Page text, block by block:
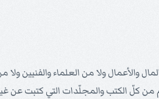
والأعمال ولا من العلماء والفنيين
الكتب والمجلّدات التي كتبت عن